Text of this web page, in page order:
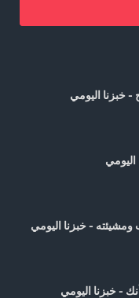
- خبزنا اليومي
- خبزنا اليومي
- خبزنا اليومي